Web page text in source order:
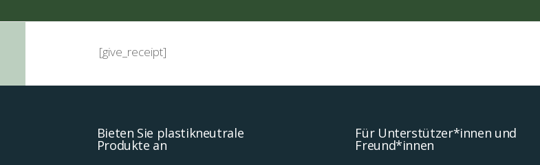
[give_receipt]
Bieten Sie plastikneutrale
Produkte an
Für Unterstützer*innen und
Freund*innen